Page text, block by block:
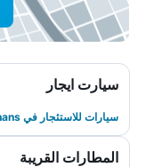
سيارت ايجار
سيارات للاستئجار في Nieuweschans
المطارات القريبة